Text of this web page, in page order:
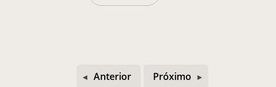
Anterior Próximo